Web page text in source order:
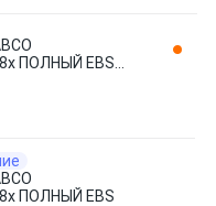
ПОЛНЫЙ EBS
ПОЛНЫЙ EBS